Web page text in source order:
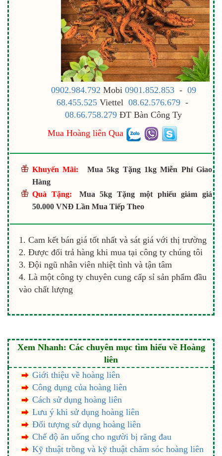
0902.984.792 Mobi 0901.852.853- 09
68.455.525Viettel 08.62.576.679-
08.66.758.279 ĐT Bàn Công Ty
Mua Hoàng liên Qua
Khuyến Mãi:
Mua 5kg Tặng 1kg Miễn Phí Giao
Hàng
Quà Tặng:
Mua 5kg Tặng một phiếu giảm giá
50.000 VNĐ Lần Mua Tiếp Theo
Cam kết bán giá tốt nhất và sát giá với thị trường
Được đổi trả hàng khi mua tại công ty chúng tôi
Đội ngũ nhân viên nhiệt tình và tận tâm
Là một công ty chuyên cung cấp sỉ sản phẩm đầu
vào chất lượng
Xem Nhanh: Các chuyên mục tìm hiểu về Hoàng
liên
Giới thiệu về hoàng liên
Công dụng của hoàng liên
Cách sử dụng hoàng liên
Lưu ý khi sử dụng hoàng liên
Đối tượng sử dụng hoàng liên
Chế độ ăn uống cho người bị răng đau
Kỹ thuật trồng và kỹ thuật chăm sóc hoàng liên